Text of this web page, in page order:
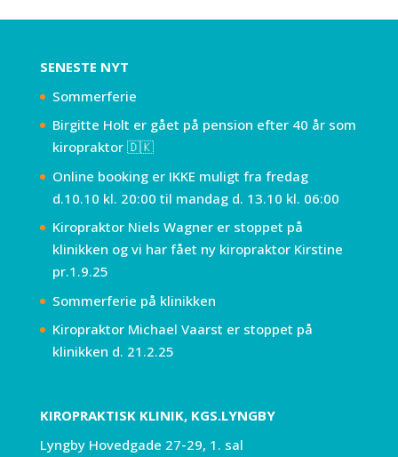
SENESTE NYT
Sommerferie
Birgitte Holt er gået på pension efter 40 år som
kiropraktor 🇩🇰
Online booking er IKKE muligt fra fredag
d.10.10 kl. 20:00 til mandag d. 13.10 kl. 06:00
Kiropraktor Niels Wagner er stoppet på
klinikken og vi har fået ny kiropraktor Kirstine
pr.1.9.25
Sommerferie på klinikken
Kiropraktor Michael Vaarst er stoppet på
klinikken d. 21.2.25
KIROPRAKTISK KLINIK, KGS.LYNGBY
Lyngby Hovedgade 27-29, 1. sal